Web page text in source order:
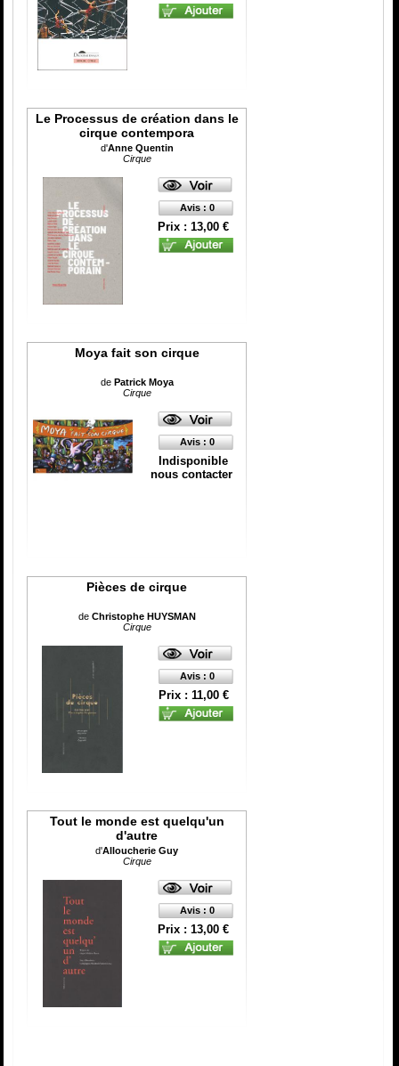
Le Processus de création dans le
cirque contempora
d'Anne Quentin
Cirque
Avis : 0
Prix : 13,00 €
Moya fait son cirque
de Patrick Moya
Cirque
Avis : 0
Indisponible
nous contacter
Pièces de cirque
de Christophe HUYSMAN
Cirque
Avis : 0
Prix : 11,00 €
Tout le monde est quelqu'un
d'autre
d'Alloucherie Guy
Cirque
Avis : 0
Prix : 13,00 €